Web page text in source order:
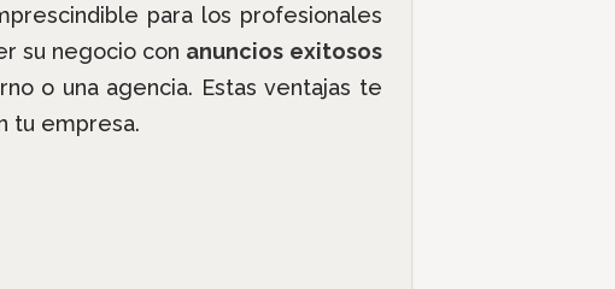
para los profesionales
su negocio con anuncios exitosos
o una agencia. Estas ventajas te
tu empresa.